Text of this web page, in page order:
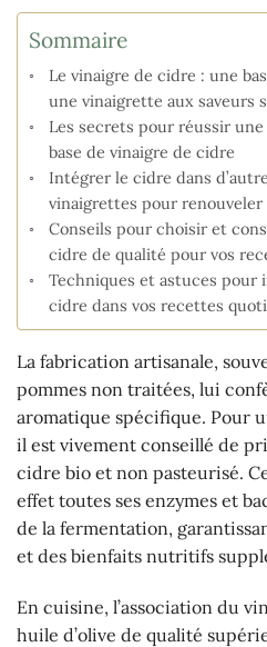
Sommaire
Le vinaigre de cidre : une
une vinaigrette aux saveurs
Les secrets pour réussir
base de vinaigre de cidre
Intégrer le cidre dans
vinaigrettes pour renouveler
Conseils pour choisir et
cidre de qualité pour vos
Techniques et astuces pour
cidre dans vos recettes
La fabrication artisanale,
pommes non traitées, lui
aromatique spécifique. Pour
il est vivement conseillé de
cidre bio et non pasteurisé.
effet toutes ses enzymes et
de la fermentation,
et des bienfaits nutritifs
En cuisine, l’association du
huile d’olive de qualité